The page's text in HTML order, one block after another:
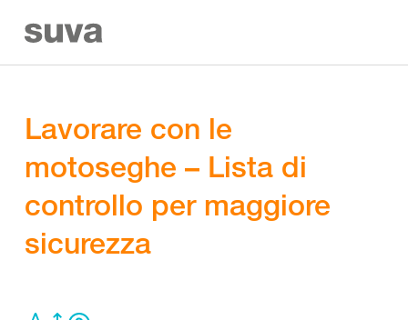
Lavorare con le
motoseghe – Lista di
controllo per maggiore
sicurezza